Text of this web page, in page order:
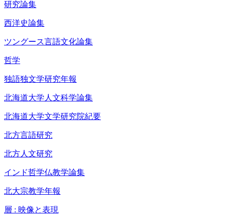
研究論集
西洋史論集
ツングース言語文化論集
哲学
独語独文学研究年報
北海道大学人文科学論集
北海道大学文学研究院紀要
北方言語研究
北方人文研究
インド哲学仏教学論集
北大宗教学年報
層 : 映像と表現